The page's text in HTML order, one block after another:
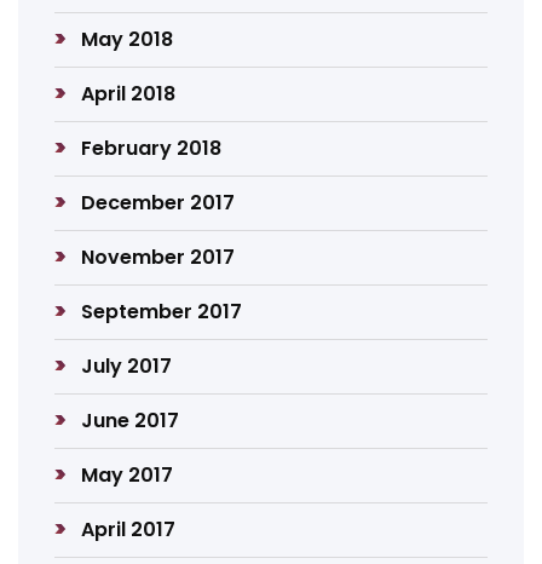
May 2018
April 2018
February 2018
December 2017
November 2017
September 2017
July 2017
June 2017
May 2017
April 2017